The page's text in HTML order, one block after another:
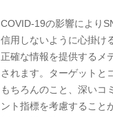
COVID-19の影響により
信用しないように心掛け
正確な情報を提供するメ
されます。ターゲットと
もちろんのこと、深いコ
ント指標を考慮すること